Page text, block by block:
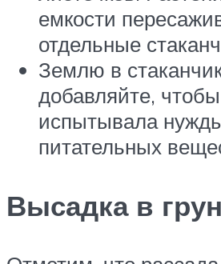
емкости
отдельные
Землю в
добавляйте,
испытывала
питательных
Высадка в